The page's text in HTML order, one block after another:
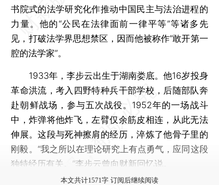
书院式的法学研究化作推动中国民主与法治进程的
力量。他的“公民在法律面前一律平等”等诸多先
见，打破法学界思想禁区，因而他被称作“敢开第一
腔的法学家”。
1933年，李步云出生于湖南娄底。他16岁投身
革命洪流，考入四野特种兵干部学校，后随部队奔
赴朝鲜战场，参与五次战役。1952年的一场战斗
中，炸弹将他炸飞，左臂仅余筋皮相连，从此无法
伸展。这段与死神擦肩的经历，淬炼了他骨子里的
刚毅。“我之所以在理论研究上有点勇气，应同这段
独特经历有关。”李步云曾向财新回忆说。
本文共计1571字 订阅后继续阅读